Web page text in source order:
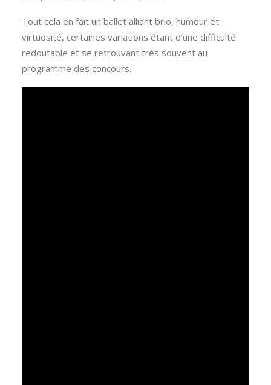
Tout cela en fait un ballet alliant brio, humour et
virtuosité, certaines variations étant d’une difficulté
redoutable et se retrouvant très souvent au
programme des concours.